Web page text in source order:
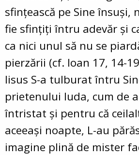
sfinţească pe Sine însuşi,
fie sfinţiţi întru adevăr şi
ca nici unul să nu se
pierzării (cf. Ioan 17, 14-
Iisus S-a tulburat întru
prietenului Iuda, cum de
întristat şi pentru că
aceeaşi noapte, L-au
imagine plină de mister